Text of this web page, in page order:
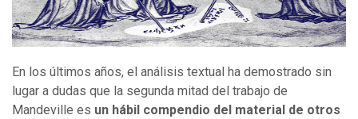
En los últimos años, el análisis textual ha demostrado sin
lugar a dudas que la segunda mitad del trabajo de
Mandeville es un hábil compendio del material de otros